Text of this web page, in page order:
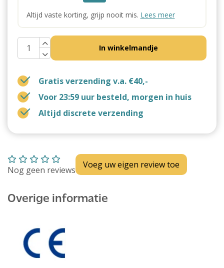
Altijd vaste korting, grijp nooit mis. Lees meer
In winkelmandje
Gratis verzending v.a. €40,-
Voor 23:59 uur besteld, morgen in huis
Altijd discrete verzending
Nog geen reviews Voeg uw eigen review toe
Overige informatie